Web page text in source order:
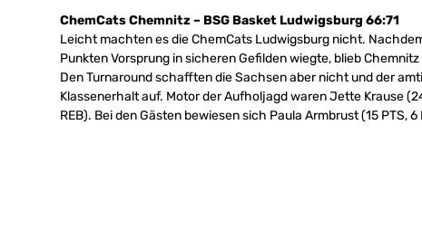
ChemCats Chemnitz – BSG Basket Ludwigsburg 66:71
Leicht machten es die ChemCats Ludwigsburg nicht.
Punkten Vorsprung in sicheren Gefilden wiegte, blieb
Den Turnaround schafften die Sachsen aber nicht und der
Klassenerhalt auf. Motor der Aufholjagd waren Jette Krause
REB). Bei den Gästen bewiesen sich Paula Armbrust (15 PTS, 6